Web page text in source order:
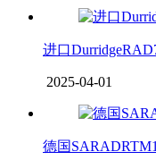
进口
2025-04-01
德国